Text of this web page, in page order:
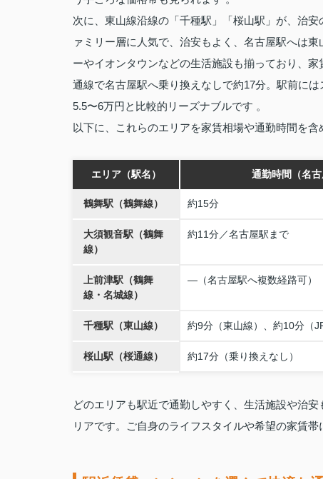
次に、東山線沿線の「千種駅」「桜山駅」が、治
ァミリー層に人気で、治安もよく、名古屋駅へは
ーやイオンタウンなどの生活施設も揃っており、
通線で名古屋駅へ乗り換えなしで約17分。駅前に
5.5〜6万円と比較的リーズナブルです 。
以下に、これらのエリアを家賃相場や通勤時間を含
エリア（駅名） 通勤時間（名古
鶴舞駅（鶴舞線） 約15分
大須観音駅（鶴舞
線）
約11分／名古屋駅まで
上前津駅（鶴舞
線・名城線）
—（名古屋駅へ複数経路可）
千種駅（東山線） 約9分（東山線）、約10分（
桜山駅（桜通線） 約17分（乗り換えなし）
どのエリアも駅近で通勤しやすく、生活施設や治
リアです。ご自身のライフスタイルや希望の家賃帯